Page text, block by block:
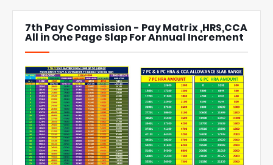
7th Pay Commission - Pay Matrix ,HRS,CCA
All in One Page Slap For Annual Increment